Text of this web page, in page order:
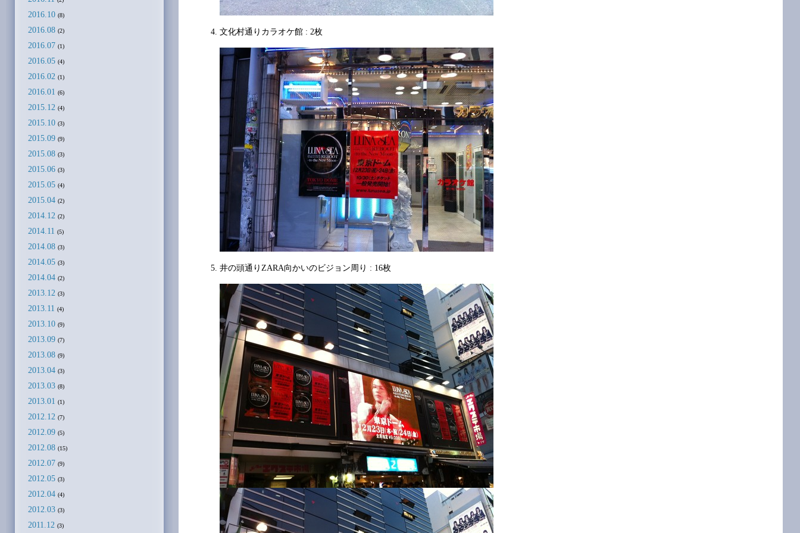
文化村通りカラオケ館 : 2枚
井の頭通りZARA向かいのビジョン周り : 16枚
2016.10 (8)
2016.08 (2)
2016.07 (1)
2016.05 (4)
2016.02 (1)
2016.01 (6)
2015.12 (4)
2015.10 (3)
2015.09 (9)
2015.08 (3)
2015.06 (3)
2015.05 (4)
2015.04 (2)
2014.12 (2)
2014.11 (5)
2014.08 (3)
2014.05 (3)
2014.04 (2)
2013.12 (3)
2013.11 (4)
2013.10 (9)
2013.09 (7)
2013.08 (9)
2013.04 (3)
2013.03 (8)
2013.01 (1)
2012.12 (7)
2012.09 (5)
2012.08 (15)
2012.07 (9)
2012.05 (3)
2012.04 (4)
2012.03 (3)
2011.12 (3)